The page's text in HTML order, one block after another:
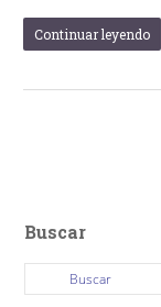
Continuar leyendo
Buscar